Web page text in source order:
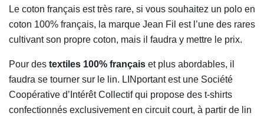
Le coton français est très rare, si vous souhaitez un polo en
coton 100% français, la marque Jean Fil est l’une des rares
cultivant son propre coton, mais il faudra y mettre le prix.
Pour des textiles 100% français et plus abordables, il
faudra se tourner sur le lin. LINportant est une Société
Coopérative d’Intérêt Collectif qui propose des t-shirts
confectionnés exclusivement en circuit court, à partir de lin